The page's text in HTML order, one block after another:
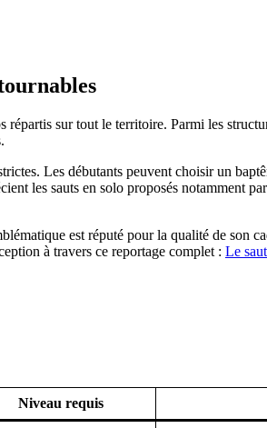
répartis sur tout le territoire. Parmi les
Les débutants peuvent choisir un
les sauts en solo proposés notamment par
est réputé pour la qualité de son
à travers ce reportage complet : Le
Niveau requis